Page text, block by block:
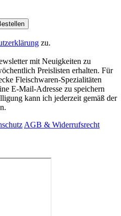
zu.
mit Neuigkeiten zu
Preislisten erhalten. Für
Fleischwaren-Spezialitäten
E-Mail-Adresse zu speichern
kann ich jederzeit gemäß der
AGB & Widerrufsrecht